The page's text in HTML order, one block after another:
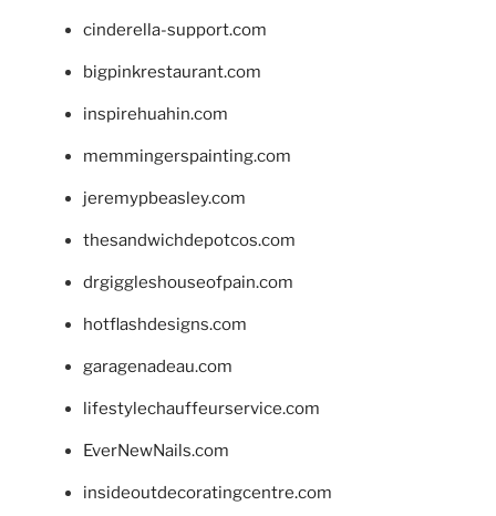
cinderella-support.com
bigpinkrestaurant.com
inspirehuahin.com
memmingerspainting.com
jeremypbeasley.com
thesandwichdepotcos.com
drgiggleshouseofpain.com
hotflashdesigns.com
garagenadeau.com
lifestylechauffeurservice.com
EverNewNails.com
insideoutdecoratingcentre.com